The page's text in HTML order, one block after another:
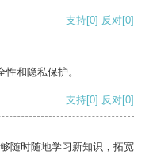
支持[0] 反对[0]
和隐私保护。
支持[0] 反对[0]
随时随地学习新知识，拓宽